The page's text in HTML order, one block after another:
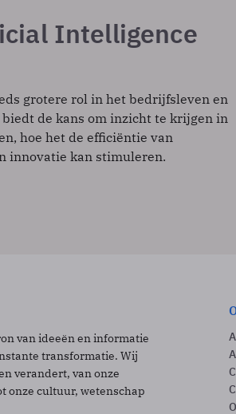
Intelligence
grotere rol in het bedrijfsleven en
de kans om inzicht te krijgen in
hoe het de efficiëntie van
innovatie kan stimuleren.
van ideeën en informatie
transformatie. Wij
verandert, van onze
onze cultuur, wetenschap